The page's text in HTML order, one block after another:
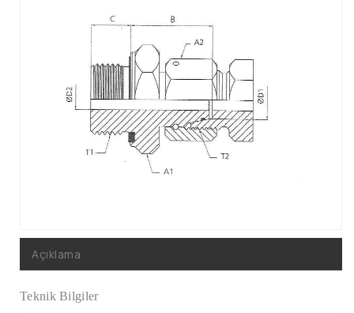
Kaynaklık Nipel
Redüksiyon
Nipeller
BSP Maşonlar
Diğer Ürünler
Dunlop Hiflex
Sel Hortumları
Fireflex
Açıklama
Teknik Bilgiler